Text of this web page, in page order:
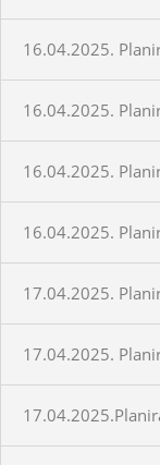
16.04.2025.
16.04.2025.
16.04.2025.
16.04.2025.
17.04.2025.
17.04.2025.